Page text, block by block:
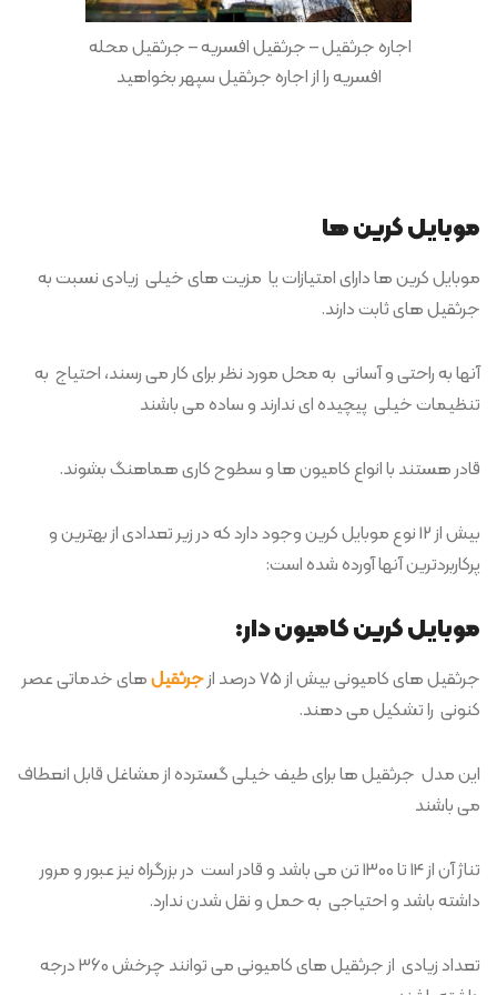
اجاره جرثقیل – جرثقیل افسریه – جرثقیل محله
افسریه را از اجاره جرثقیل سپهر بخواهید
موبایل کرین ها
موبایل کرین ها دارای امتیازات یا مزیت های خیلی زیادی نسبت به
جرثقیل های ثابت دارند.
آنها به راحتی و آسانی به محل مورد نظر برای کار می رسند، احتیاج به
تنظیمات خیلی پیچیده ای ندارند و ساده می باشند
قادر هستند با انواع کامیون ها و سطوح کاری هماهنگ بشوند.
بیش از 12 نوع موبایل کرین وجود دارد که در زیر تعدادی از بهترین و
پرکاربردترین آنها آورده شده است:
موبایل کرین کامیون دار:
جرثقیل های کامیونی بیش از 75 درصد از جرثقیلهای خدماتی عصر
کنونی را تشکیل می دهند.
این مدل جرثقیل ها برای طیف خیلی گسترده از مشاغل قابل انعطاف
می باشند
تناژ آن از 14 تا 1300 تن می باشد و قادر است در بزرگراه نیز عبور و مرور
داشته باشد و احتیاجی به حمل و نقل شدن ندارد.
تعداد زیادی از جرثقیل های کامیونی می توانند چرخش 360 درجه